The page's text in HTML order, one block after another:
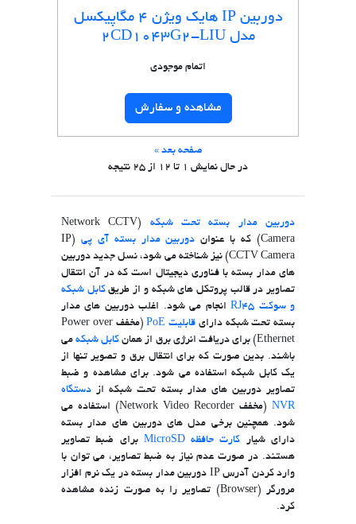
دوربین IP هایک ویژن 4 مگاپیکسل
مدل 2CD1043G2-LIU
اتمام موجودی
مشاهده و سفارش
صفحه بعد »
در حال نمایش 1 تا 12 از 25 نتیجه
دوربین مدار بسته تحت شبکه
(Network CCTV
Camera) که با عنوان
دوربین مدار بسته آی پی
(IP
CCTV Camera) نیز شناخته می شود، نسل جدید دوربین
های مدار بسته با فناوری دیجیتال است که در آن انتقال
تصاویر در قالب پروتکل های شبکه و از طریقکابل شبکه
و سوکت RJ45
انجام می شود. اغلب دوربین های مدار
بسته تحت شبکه دارای قابلیت PoE
(مخفف Power over
Ethernet) برای دریافت انرژی برق از همان
کابل شبکهمی
باشند. بدین صورت که برای انتقال برق و تصویر تنها از
یک کابل شبکه استفاده می شود. برای مشاهده و ضبط
تصاویر دوربین های مدار بسته تحت شبکه از دستگاه
NVR
(مخفف Network Video Recorder) استفاده می
شود. همچنین برخی مدل های دوربین های مدار بسته
دارای شیار کارت حافظه MicroSD
برای ضبط تصاویر
هستند. در صورت عدم نیاز به ضبط تصاویر، می توان با
وارد کردن آدرس IP دوربین مدار بسته در یک نرم افزار
مرورگر (Browser) تصاویر را به صورت زنده مشاهده
کرد.